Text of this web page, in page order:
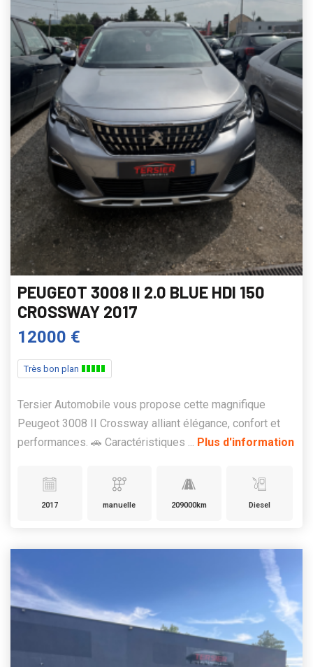
PEUGEOT 3008 II 2.0 BLUE HDI 150
CROSSWAY 2017
12000 €
Très bon plan
Tersier Automobile vous propose cette magnifique
Peugeot 3008 II Crossway alliant élégance, confort et
performances. 🚗 Caractéristiques ... Plus d'information
2017 manuelle 209000km Diesel